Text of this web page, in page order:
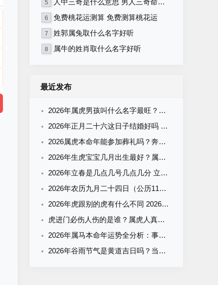
5 人中三奇是什么意思 男人三奇命好不好
6 免费桃花运测算 免费测算桃花运
7 姓郭属兔取什么名字好听
8 属牛的姓肖取什么名字好听
最近发布
2026年属虎男孩叫什么名字最旺？霸气有寓意的男宝宝名字清单
2026年正月二十六这日子结婚好吗 结婚为什么要彩礼
2026属虎本命年能参加葬礼吗？奔丧要注意什么？看完这篇就懂了
2026年生虎宝宝几月出生最好？属虎什么时辰出生最旺运？全解析来了
2026年立春是几点几号几点几分 立春有什么气候特征
2026年农历九月二十四日（公历11月2日）黄历吉凶查询：当天几点是吉时？
2026年虎跟别的虎有什么不同 2026年属虎一生运势
虎进门必伤人伤的是谁？属虎人真的会克这3个生肖吗？
2026年属马本命年运势全分析：事业财运感情走势+幸运方向与禁忌
2026年谷雨节气是黄道吉日吗？当天宜忌+吉时一览